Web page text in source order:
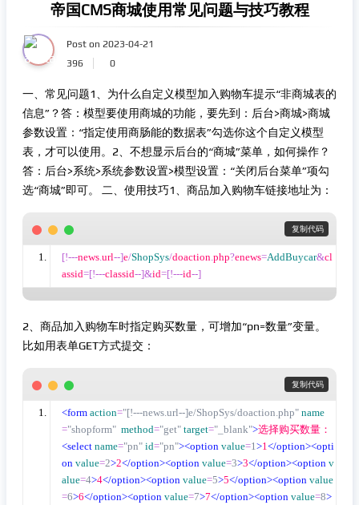
帝国CMS商城使用常见问题与技巧教程
Post on 2023-04-21
396
0
一、常见问题1、为什么自定义模型加入购物车提示“非商城表的
信息”？答：模型要使用商城的功能，要先到：后台>商城>商城
参数设置：“指定使用商肠能的数据表”勾选你这个自定义模型
表，才可以使用。2、不想显示后台的“商城”菜单，如何操作？
答：后台>系统>系统参数设置>模型设置：“关闭后台菜单”项勾
选“商城”即可。 二、使用技巧1、商品加入购物车链接地址为：
复制代码
[!---news.url--]e/ShopSys/doaction.php?enews=AddBuycar&cl
assid=[!---classid--]&id=[!---id--]
2、商品加入购物车时指定购买数量，可增加“pn=数量”变量。
比如用表单GET方式提交：
复制代码
<form action="[!---news.url--]e/ShopSys/doaction.php" name
="shopform" method="get" target="_blank">选择购买数量：
<select name="pn" id="pn"><option value=1>1</option><opti
on value=2>2</option><option value=3>3</option><option v
alue=4>4</option><option value=5>5</option><option value
=6>6</option><option value=7>7</option><option value=8>